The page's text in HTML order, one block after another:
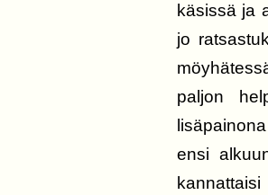
käsissä ja
jo
paljon
ensi